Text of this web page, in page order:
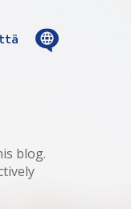
Open
blog.
Close
menu